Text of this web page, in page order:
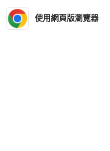
使用網頁版瀏覽器